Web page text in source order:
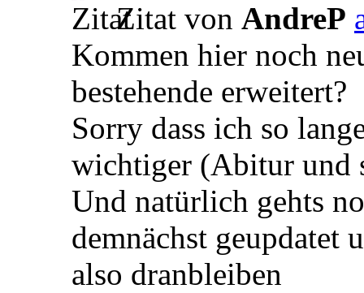
Zitat von AndreP
Kommen hier noch
bestehende erweitert?
Sorry dass ich so
wichtiger (Abitur und
Und natürlich gehts
demnächst geupdatet
also dranbleiben